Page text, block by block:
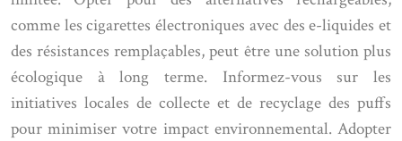
comme les cigarettes électroniques avec des e-liquides et
des résistances remplaçables, peut être une solution plus
écologique à long terme. Informez-vous sur les
initiatives locales de collecte et de recyclage des puffs
pour minimiser votre impact environnemental. Adopter